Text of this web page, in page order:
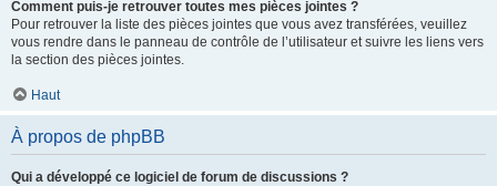
Comment puis-je retrouver toutes mes pièces jointes ?
Pour retrouver la liste des pièces jointes que vous avez transférées, veuillez
vous rendre dans le panneau de contrôle de l’utilisateur et suivre les liens vers
la section des pièces jointes.
Haut
À propos de phpBB
Qui a développé ce logiciel de forum de discussions ?